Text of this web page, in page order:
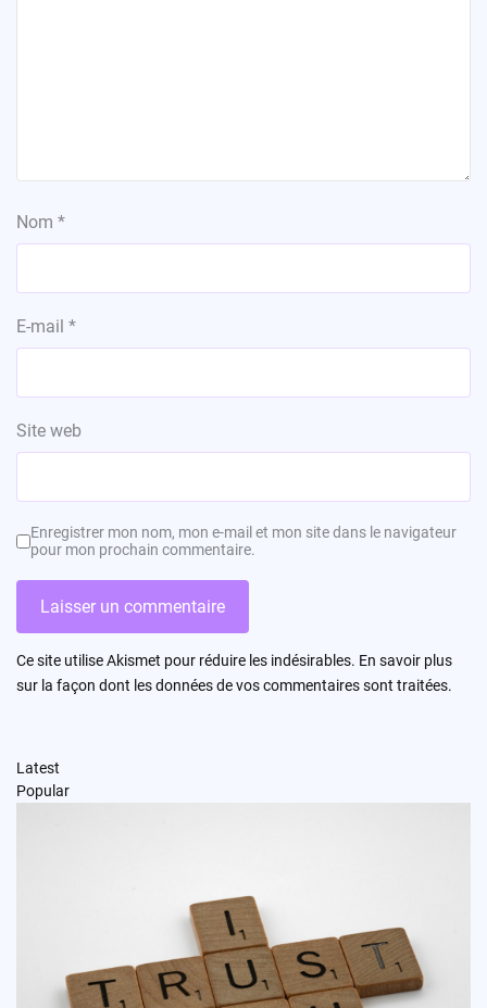
Nom *
E-mail *
Site web
Enregistrer mon nom, mon e-mail et mon site dans le navigateur
pour mon prochain commentaire.
Ce site utilise Akismet pour réduire les indésirables. En savoir plus
sur la façon dont les données de vos commentaires sont traitées.
Latest
Popular